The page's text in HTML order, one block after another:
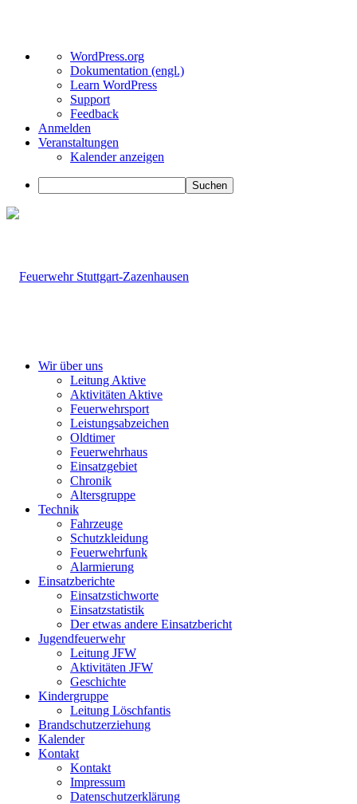
Über
WordPress
WordPress.org
Dokumentation (engl.)
Learn WordPress
Support
Feedback
Anmelden
Veranstaltungen
Kalender anzeigen
Suchen
Wir über uns
Leitung Aktive
Aktivitäten Aktive
Feuerwehrsport
Leistungsabzeichen
Oldtimer
Feuerwehrhaus
Einsatzgebiet
Chronik
Altersgruppe
Technik
Fahrzeuge
Schutzkleidung
Feuerwehrfunk
Alarmierung
Einsatzberichte
Einsatzstichworte
Einsatzstatistik
Der etwas andere Einsatzbericht
Jugendfeuerwehr
Leitung JFW
Aktivitäten JFW
Geschichte
Kindergruppe
Leitung Löschfantis
Brandschutzerziehung
Kalender
Kontakt
Kontakt
Impressum
Datenschutzerklärung